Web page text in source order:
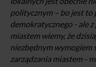
politycznym – bo jest
demokratycznego - ale
miastem wiemy, że
niezbędnym wymogiem
zarządzania miastem–